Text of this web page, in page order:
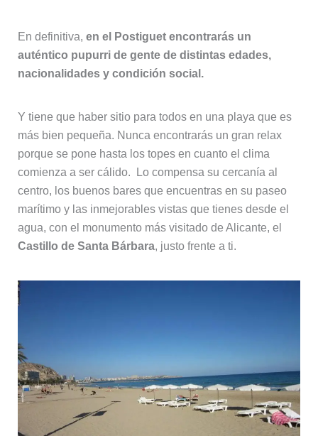
En definitiva, en el Postiguet encontrarás un
auténtico pupurri de gente de distintas edades,
nacionalidades y condición social.
Y tiene que haber sitio para todos en una playa que es
más bien pequeña. Nunca encontrarás un gran relax
porque se pone hasta los topes en cuanto el clima
comienza a ser cálido. Lo compensa su cercanía al
centro, los buenos bares que encuentras en su paseo
marítimo y las inmejorables vistas que tienes desde el
agua, con el monumento más visitado de Alicante, el
Castillo de Santa Bárbara, justo frente a ti.